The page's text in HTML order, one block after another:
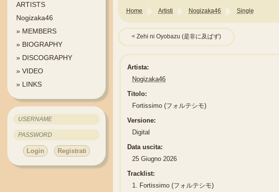
ARTISTS
Nogizaka46
» MEMBERS
» BIOGRAPHY
» DISCOGRAPHY
» VIDEO
» LINKS
Login Registrati
Home Artisti Nogizaka46 Single
Zehi ni Oyobazu (是非に及ばず)
Artista:
Nogizaka46
Titolo:
Fortissimo (フォルテシモ)
Versione:
Digital
Data uscita:
25 Giugno 2026
Tracklist:
1. Fortissimo (フォルテシモ)